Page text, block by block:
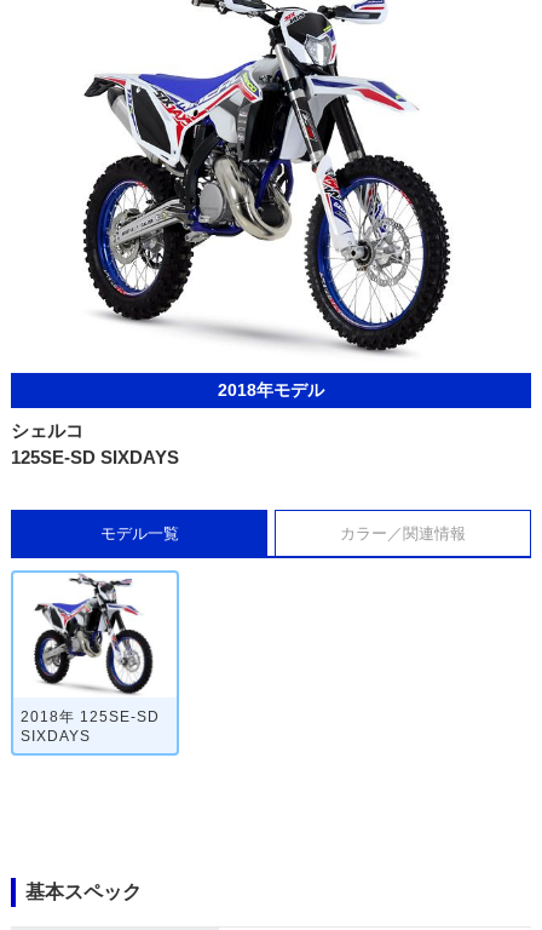
2018年モデル
シェルコ
125SE-SD SIXDAYS
モデル一覧 カラー／関連情報
2018年 125SE-SD
SIXDAYS
基本スペック